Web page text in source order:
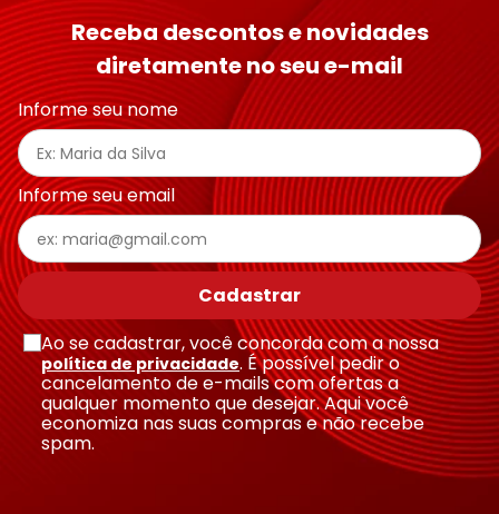
Receba descontos e novidades
diretamente no seu e-mail
Informe seu nome
Informe seu email
Cadastrar
Ao se cadastrar, você concorda com a nossa
política de privacidade. É possível pedir o
cancelamento de e-mails com ofertas a
qualquer momento que desejar. Aqui você
economiza nas suas compras e não recebe
spam.